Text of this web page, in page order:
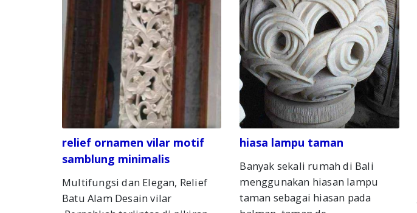
relief ornamen vilar motif
samblung minimalis
Multifungsi dan Elegan, Relief
Batu Alam Desain vilar
hiasa lampu taman
Banyak sekali rumah di Bali
menggunakan hiasan lampu
taman sebagai hiasan pada